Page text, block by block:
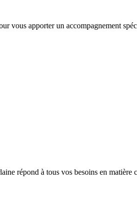
vous apporter un accompagnement
répond à tous vos besoins en matière